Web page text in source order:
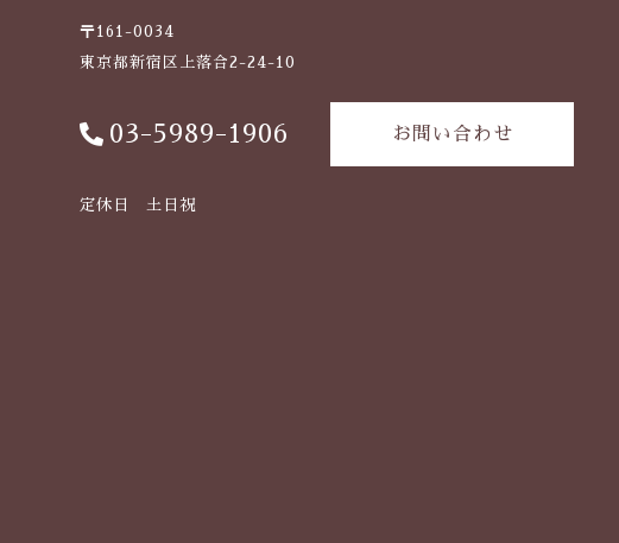
〒161-0034
東京都新宿区上落合2-24-10
03-5989-1906 お問い合わせ
定休日 土日祝